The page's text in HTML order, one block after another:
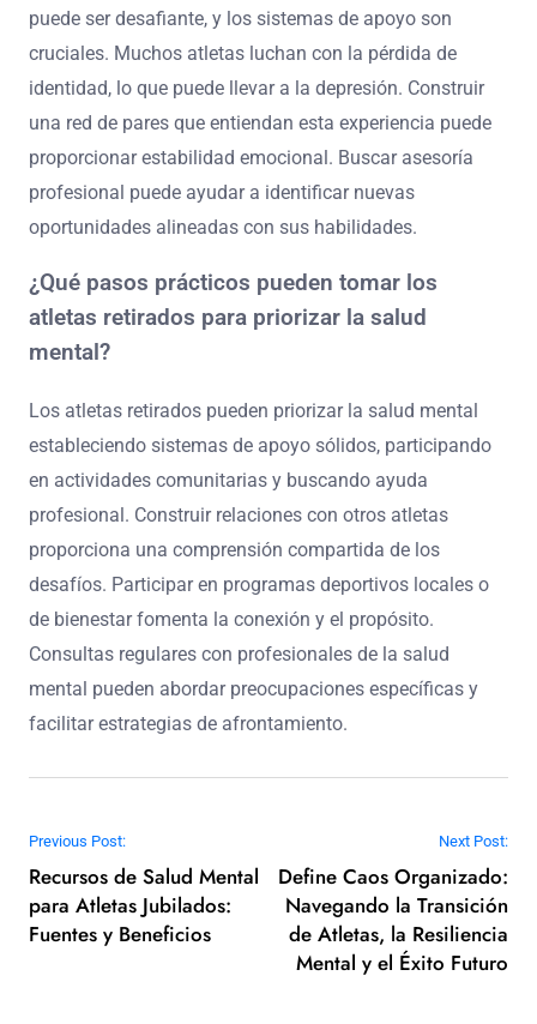
mentoría. Buscar ayuda profesional, como asesoría o
coaching, aborda preocupaciones de salud mental y
ayuda en las transiciones profesionales. Participar en
servicios comunitarios o programas de divulgación crea
un sentido de propósito y pertenencia. Estas estrategias
fortalecen colectivamente los lazos sociales y
promueven el bienestar.
¿Qué errores comunes deben evitar los atletas
retirados durante su transición?
mental, subestimar la importancia de la comunidad y no
buscar orientación profesional. La transición del deporte
puede ser desafiante, y los sistemas de apoyo son
cruciales. Muchos atletas luchan con la pérdida de
identidad, lo que puede llevar a la depresión. Construir
una red de pares que entiendan esta experiencia puede
proporcionar estabilidad emocional. Buscar asesoría
profesional puede ayudar a identificar nuevas
oportunidades alineadas con sus habilidades.
¿Qué pasos prácticos pueden tomar los
atletas retirados para priorizar la salud
Los atletas retirados pueden priorizar la salud mental
estableciendo sistemas de apoyo sólidos, participando
en actividades comunitarias y buscando ayuda
profesional. Construir relaciones con otros atletas